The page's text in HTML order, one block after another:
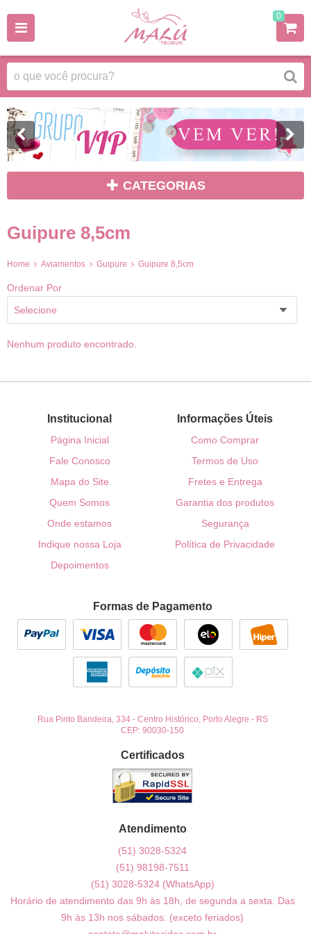
0
CATEGORIAS
Guipure 8,5cm
Home Aviamentos Guipure Guipure 8,5cm
Ordenar Por
Selecione
Nenhum produto encontrado.
Institucional
Página Inicial
Fale Conosco
Mapa do Site
Quem Somos
Onde estamos
Indique nossa Loja
Depoimentos
Informações Úteis
Como Comprar
Termos de Uso
Fretes e Entrega
Garantia dos produtos
Segurança
Política de Privacidade
Formas de Pagamento
Rua Pinto Bandeira, 334- Centro Histórico, Porto Alegre - RS
CEP: 90030-150
Certificados
Atendimento
(51) 3028-5324
(51) 98198-7511
(51) 3028-5324 (WhatsApp)
Horário de atendimento das 9h às 18h, de segunda a sexta. Das
9h às 13h nos sábados. (exceto feriados)